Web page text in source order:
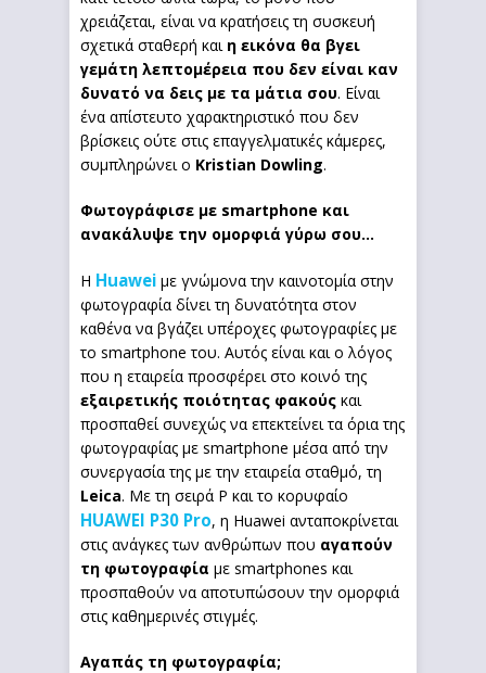
χρειάζεται, είναι να κρατήσεις τη συσκευή
σχετικά σταθερή και η εικόνα θα βγει
γεμάτη λεπτομέρεια που δεν είναι καν
δυνατό να δεις με τα μάτια σου. Είναι
ένα απίστευτο χαρακτηριστικό που δεν
βρίσκεις ούτε στις επαγγελματικές κάμερες,
συμπληρώνει ο Kristian Dowling.
Φωτογράφισε με smartphone και
ανακάλυψε την ομορφιά γύρω σου…
Η Huawei με γνώμονα την καινοτομία στην
φωτογραφία δίνει τη δυνατότητα στον
καθένα να βγάζει υπέροχες φωτογραφίες με
το smartphone του. Αυτός είναι και ο λόγος
που η εταιρεία προσφέρει στο κοινό της
εξαιρετικής ποιότητας φακούς και
προσπαθεί συνεχώς να επεκτείνει τα όρια της
φωτογραφίας με smartphone μέσα από την
συνεργασία της με την εταιρεία σταθμό, τη
Leica. Με τη σειρά P και το κορυφαίο
HUAWEI P30 Pro, η Huawei ανταποκρίνεται
στις ανάγκες των ανθρώπων που αγαπούν
τη φωτογραφία με smartphones και
προσπαθούν να αποτυπώσουν την ομορφιά
στις καθημερινές στιγμές.
Αγαπάς τη φωτογραφία;